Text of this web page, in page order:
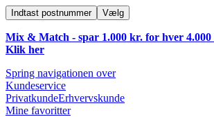
Indtast postnummer Vælg
Mix & Match - spar 1.000 kr. for hver
Klik her
Spring navigationen over
Kundeservice
PrivatkundeErhvervskunde
Mine favoritter